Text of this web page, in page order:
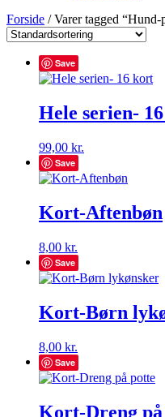
Forside / Varer tagged “Hund-
Save
Hele serien-
99,00 kr.
Save
Kort-Aftenbøn
8,00 kr.
Save
Kort-Børn
8,00 kr.
Save
Kort-Dreng på